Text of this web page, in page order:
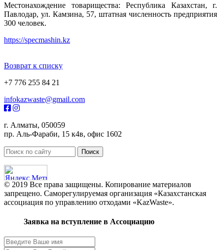
Местонахождение товарищества: Республика Казахстан, г.
Павлодар, ул. Камзина, 57, штатная численность предприятия
300 человек.
https://specmashin.kz
Возврат к списку
+7 776 255 84 21
infokazwaste@gmail.com
г. Алматы, 050059
пр. Аль-Фараби, 15 к4в, офис 1602
© 2019 Все права защищены. Копирование материалов
запрещено. Саморегулируемая организация «Казахстанская
ассоциация по управлению отходами «KazWaste».
Заявка на вступление в Ассоциацию